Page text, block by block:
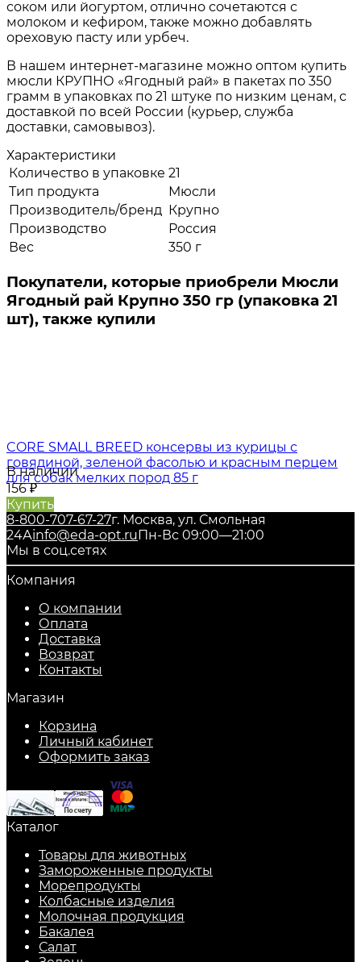
соком или йогуртом, отлично сочетаются с
молоком и кефиром, также можно добавлять
ореховую пасту или урбеч.
В нашем интернет-магазине можно оптом купить
мюсли КРУПНО «Ягодный рай» в пакетах по 350
грамм в упаковках по 21 штуке по низким ценам, с
доставкой по всей России (курьер, служба
доставки, самовывоз).
Характеристики
Количество в упаковке 21
Тип продукта
Мюсли
Производитель/бренд Крупно
Производство
Россия
Вес
350 г
Покупатели, которые приобрели Мюсли
Ягодный рай Крупно 350 гр (упаковка 21
шт), также купили
CORE SMALL BREED консервы из курицы с
говядиной, зеленой фасолью и красным перцем
для собак мелких пород 85 г
В наличии
156₽
Купить
8-800-707-67-27г. Москва, ул. Смольная
24Аinfo@eda-opt.ru Пн-Вс 09:00—21:00
Мы в соц.сетях
Компания
О компании
Оплата
Доставка
Возврат
Контакты
Магазин
Корзина
Личный кабинет
Оформить заказ
Каталог
Товары для животных
Замороженные продукты
Морепродукты
Колбасные изделия
Молочная продукция
Бакалея
Салат